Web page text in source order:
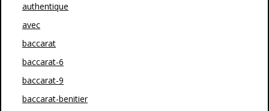
authentique
avec
baccarat
baccarat-6
baccarat-9
baccarat-benitier